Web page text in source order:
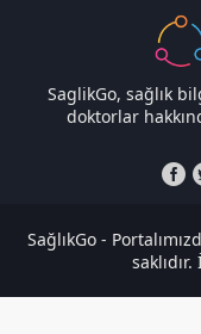
SaglikGo, sağlık
doktorlar
SağlıkGo -